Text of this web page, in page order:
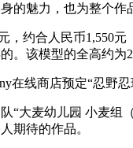
的魅力，也为整个作
约合人民币1,550元
。该模型的全高约
线商店预定“忍野
麦幼儿园 小麦组（
期待的作品。